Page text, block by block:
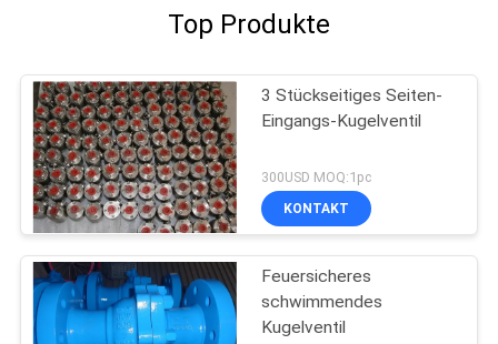
Top Produkte
3 Stückseitiges Seiten-
Eingangs-Kugelventil
300USD MOQ:1pc
KONTAKT
Feuersicheres
schwimmendes
Kugelventil